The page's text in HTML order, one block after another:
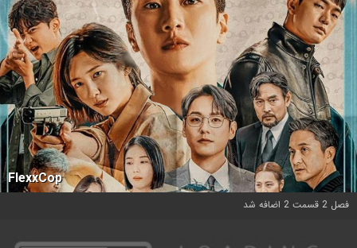
FlexxCop
فصل 2 قسمت 2 اضافه شد